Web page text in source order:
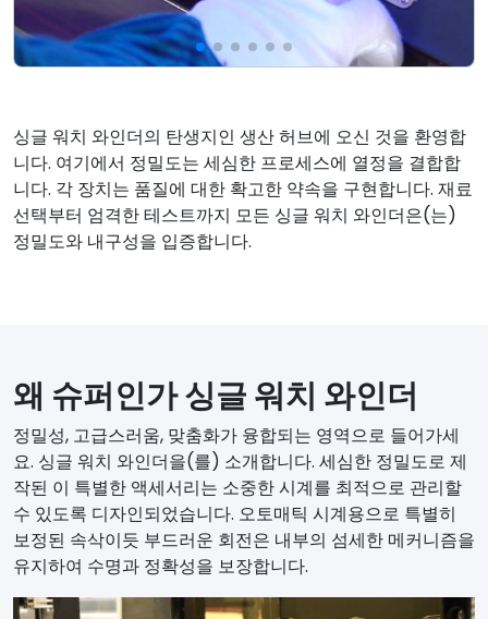
싱글 워치 와인더의 탄생지인 생산 허브에 오신 것을 환영합
니다. 여기에서 정밀도는 세심한 프로세스에 열정을 결합합
니다. 각 장치는 품질에 대한 확고한 약속을 구현합니다. 재료
선택부터 엄격한 테스트까지 모든 싱글 워치 와인더은(는)
정밀도와 내구성을 입증합니다.
왜 슈퍼인가 싱글 워치 와인더
정밀성, 고급스러움, 맞춤화가 융합되는 영역으로 들어가세
요. 싱글 워치 와인더을(를) 소개합니다. 세심한 정밀도로 제
작된 이 특별한 액세서리는 소중한 시계를 최적으로 관리할
수 있도록 디자인되었습니다. 오토매틱 시계용으로 특별히
보정된 속삭이듯 부드러운 회전은 내부의 섬세한 메커니즘을
유지하여 수명과 정확성을 보장합니다.